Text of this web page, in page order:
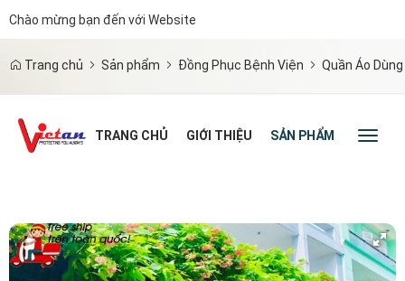
Chào mừng bạn đến với Website
Trang chủ Sản phẩm Đồng Phục Bệnh Viện Quần Áo
TRANG CHỦ GIỚI THIỆU SẢN PHẨM TIN TỨC